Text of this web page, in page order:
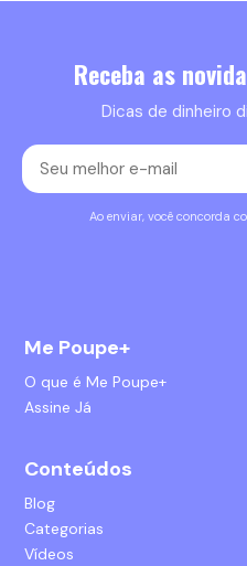
Receba as
Dicas de dinheiro
Ao enviar, você concorda
Me Poupe+
O que é Me Poupe+
Assine Já
Conteúdos
Blog
Categorias
Vídeos